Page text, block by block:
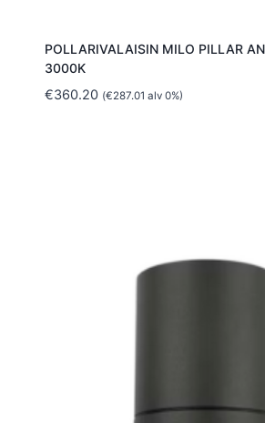
POLLARIVALAISIN MILO PILLAR
3000K
€360.20 (€287.01 alv 0%)